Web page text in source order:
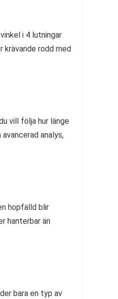
i 4 lutningar
rodd med
vill följa hur länge
analys,
hopfälld blir
hanterbar än
bara en typ av